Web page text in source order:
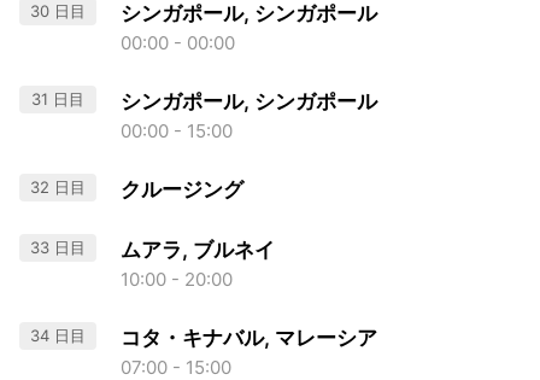
30 日目 シンガポール, シンガポール
00:00 - 00:00
31 日目 シンガポール, シンガポール
00:00 - 15:00
32 日目 クルージング
33 日目 ムアラ, ブルネイ
10:00 - 20:00
34 日目 コタ・キナバル, マレーシア
07:00 - 15:00